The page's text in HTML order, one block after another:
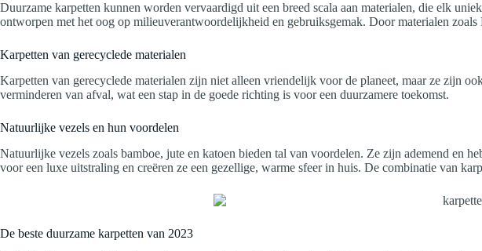
Duurzame karpetten kunnen worden vervaardigd uit een breed scala aan materialen, die elk
ontworpen met het oog op milieuverantwoordelijkheid en gebruiksgemak. Door materialen
Karpetten van gerecyclede materialen
Karpetten van gerecyclede materialen zijn niet alleen vriendelijk voor de planeet, maar ze zijn
verminderen van afval, wat een stap in de goede richting is voor een duurzamere toekomst.
Natuurlijke vezels en hun voordelen
Natuurlijke vezels zoals bamboe, jute en katoen bieden tal van voordelen. Ze zijn ademend en
voor een luxe uitstraling en creëren ze een gezellige, warme sfeer in huis. De combinatie van
De beste duurzame karpetten van 2023